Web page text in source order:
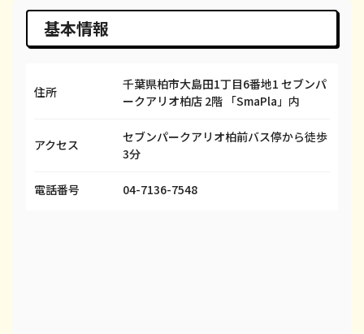
iPhone 14 Pro Max
iPhone SE 3
iPhone 13
iPhone 13 Pro
iPhone 13 Pro Max
¥29,000
¥58,000
¥69,000
¥29,600
¥58,100
基本情報
住所
千葉県柏市大島田1丁目6番地1 セブンパ
ークアリオ柏店 2階 「SmaPla」内
アクセス
セブンパークアリオ柏前バス停から徒歩
3分
電話番号 04-7136-7548